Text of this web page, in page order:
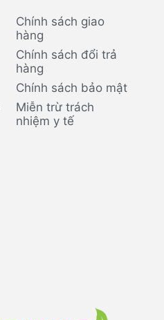
Chính sách giao
hàng
Chính sách đổi trả
hàng
Chính sách bảo mật
Miễn trừ trách
nhiệm y tế